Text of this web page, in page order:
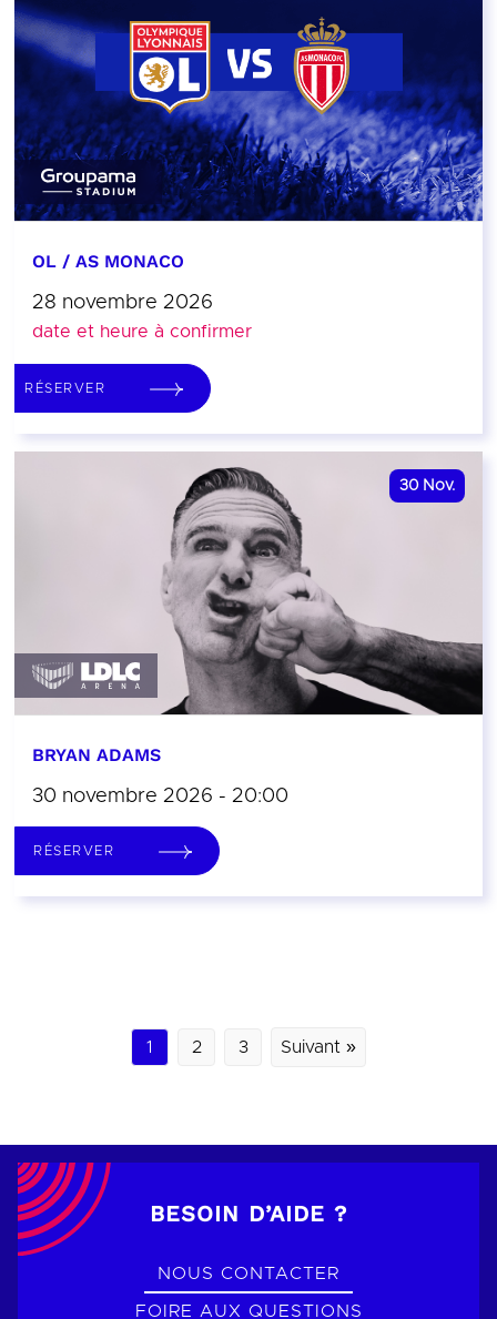
OL / AS MONACO
28 novembre 2026
date et heure à confirmer
RÉSERVER
30 Nov.
BRYAN ADAMS
30 novembre 2026 - 20:00
RÉSERVER
1 2 3 Suivant »
BESOIN D’AIDE ?
NOUS CONTACTER
FOIRE AUX QUESTIONS